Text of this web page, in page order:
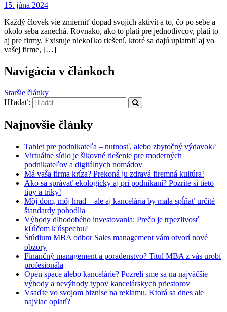
15. júna 2024
Každý človek vie zmierniť dopad svojich aktivít a to, čo po sebe a
okolo seba zanechá. Rovnako, ako to platí pre jednotlivcov, platí to
aj pre firmy. Existuje niekoľko riešení, ktoré sa dajú uplatniť aj vo
vašej firme, […]
Navigácia v článkoch
Staršie články
Hľadať:
Najnovšie články
Tablet pre podnikateľa – nutnosť, alebo zbytočný výdavok?
Virtuálne sídlo je šikovné riešenie pre moderných
podnikateľov a digitálnych nomádov
Má vaša firma kríza? Prekoná ju zdravá firemná kultúra!
Ako sa správať ekologicky aj pri podnikaní? Pozrite si tieto
tipy a triky!
Môj dom, môj hrad – ale aj kancelária by mala spĺňať určité
štandardy pohodlia
Výhody dlhodobého investovania: Prečo je trpezlivosť
kľúčom k úspechu?
Štúdium MBA odbor Sales management vám otvorí nové
obzory
Finančný management a poradenstvo? Titul MBA z vás urobí
profesionála
Open space alebo kancelárie? Pozreli sme sa na najväčšie
výhody a nevýhody typov kancelárskych priestorov
Vsaďte vo svojom biznise na reklamu. Ktorá sa dnes ale
najviac oplatí?